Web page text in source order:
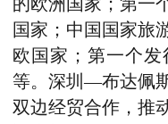
国家；中国国家旅
欧国家；第一个
等。 深圳—布达佩
双边经贸合作，推